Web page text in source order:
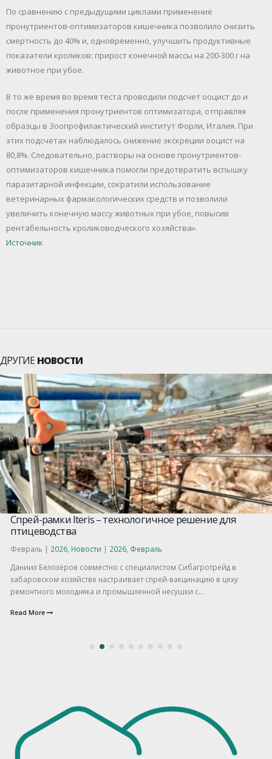
По сравнению с предыдущими циклами применение
пронутриентов-оптимизаторов кишечника позволило снизить
смертность до 40% и, одновременно, улучшить продуктивные
показатели кроликов: прирост конечной массы на 200-300 г на
животное при убое.
В то же время во время теста проводили подсчет ооцист до и
после применения пронутриентов оптимизатора, отправляя
образцы в Зоопрофилактический институт Форли, Италия. При
этих подсчетах наблюдалось снижение экскреции ооцист на
80,8%. Следовательно, растворы на основе пронутриентов-
оптимизаторов кишечника помогли предотвратить вспышку
паразитарной инфекции, сократили использование
ветеринарных фармакологических средств и позволили
увеличить конечную массу животных при убое, повысив
рентабельность кролиководческого хозяйства».
Источник
ДРУГИЕ НОВОСТИ
Спрей-рамки Iteris – технологичное решение для
птицеводства
Февраль | 2026 Новости | 2026 Февраль
Даниил Белозёров совместно с специалистом Сибагротрейд в
хабаровском хозяйстве настраивает спрей-вакцинацию в цеху
ремонтного молодняка и промышленной несушки с...
Read More